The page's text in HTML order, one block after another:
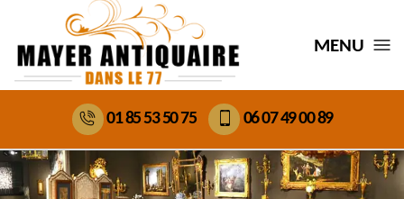
MENU
01 85 53 50 75 06 07 49 00 89